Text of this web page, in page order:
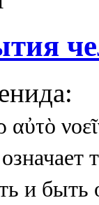
αὐτὸ
и быть